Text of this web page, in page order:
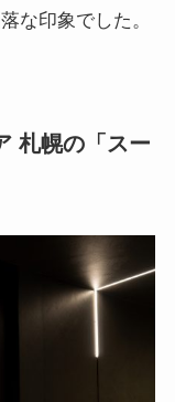
な印象でした。
札幌の「スー